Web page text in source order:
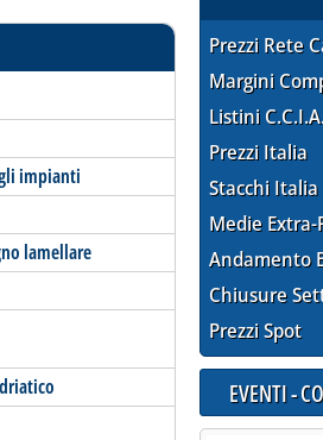
impianti
lamellare
Prezzi Rete
Margini
Listini
Prezzi Italia
Stacchi Italia
Medie Extra-
Andamento
Chiusure
Prezzi Spot
EVENTI -